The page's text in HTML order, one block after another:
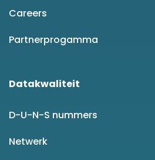
Careers
Partnerprogamma
Datakwaliteit
D-U-N-S nummers
Netwerk